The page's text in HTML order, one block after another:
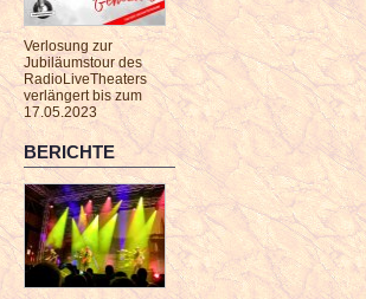
Verlosung zur
Jubiläumstour des
RadioLiveTheaters
verlängert bis zum
17.05.2023
BERICHTE